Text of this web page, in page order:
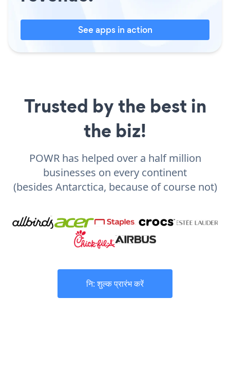
See apps in action
Trusted by the best in
the biz!
POWR has helped over a half million
businesses on every continent
(besides Antarctica, because of course not)
नि: शुल्क प्रारंभ करें